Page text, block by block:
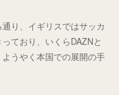
り、イギリスではサッカ
ており、いくらDAZNと
うやく本国での展開の手